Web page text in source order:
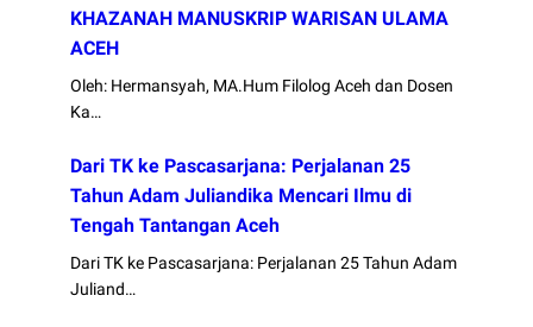
KHAZANAH MANUSKRIP WARISAN ULAMA
ACEH
Oleh: Hermansyah, MA.Hum Filolog Aceh dan Dosen
Ka…
Dari TK ke Pascasarjana: Perjalanan 25
Tahun Adam Juliandika Mencari Ilmu di
Tengah Tantangan Aceh
Dari TK ke Pascasarjana: Perjalanan 25 Tahun Adam
Juliand…